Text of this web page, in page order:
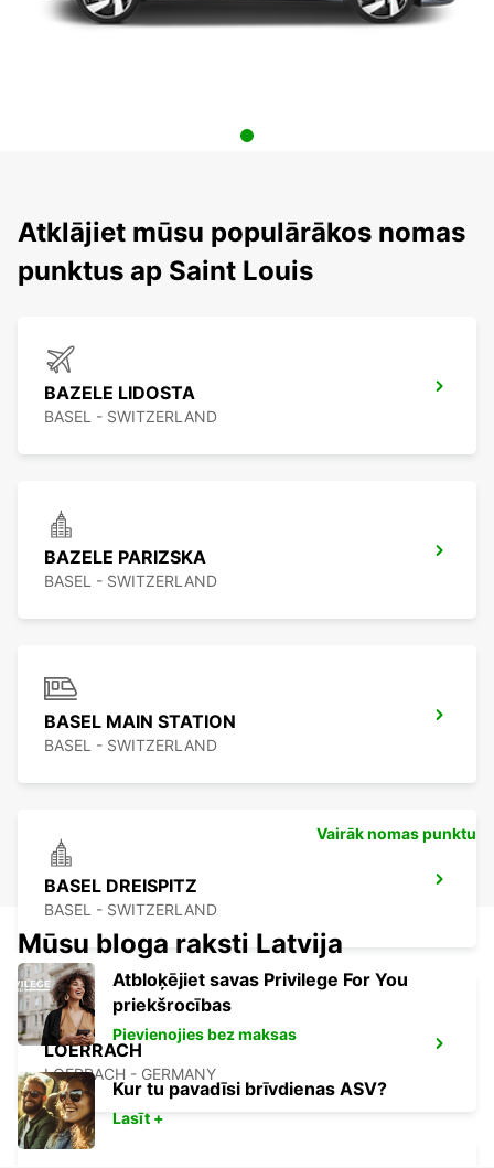
Atklājiet mūsu populārākos nomas
punktus ap Saint Louis
BAZELE LIDOSTA
BASEL - SWITZERLAND
BAZELE PARIZSKA
BASEL - SWITZERLAND
BASEL MAIN STATION
BASEL - SWITZERLAND
BASEL DREISPITZ
BASEL - SWITZERLAND
LOERRACH
LOERRACH - GERMANY
Vairāk nomas punktu
Mūsu bloga raksti Latvija
Atbloķējiet savas Privilege For You
priekšrocības
Pievienojies bez maksas
Kur tu pavadīsi brīvdienas ASV?
Lasīt +